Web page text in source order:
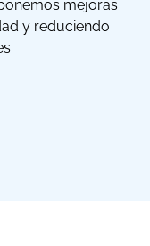
mejoras
y reduciendo